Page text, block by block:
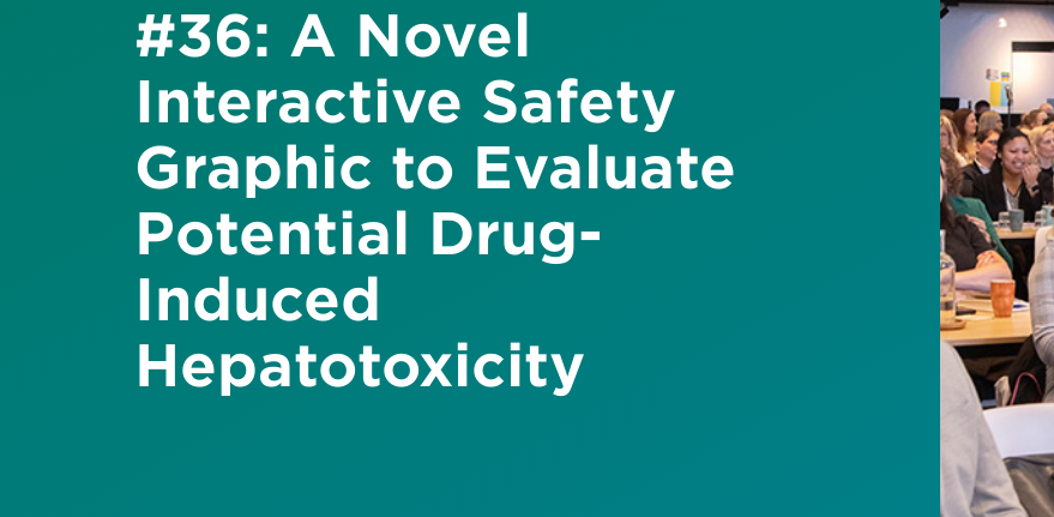
#36: A Novel
Interactive Safety
Graphic to Evaluate
Potential Drug-
Induced
Hepatotoxicity